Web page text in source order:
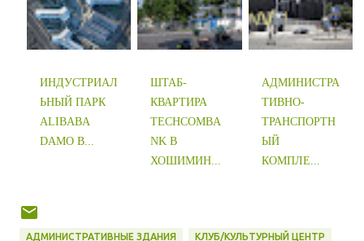
ИНДУСТРИАЛ
ЬНЫЙ ПАРК
ALIBABA
DAMO В...
ШТАБ-
КВАРТИРА
TECHCOMBA
NK В
ХОШИМИН...
АДМИНИСТРА
ТИВНО-
ТРАНСПОРТН
ЫЙ
КОМПЛЕ...
АДМИНИСТРАТИВНЫЕ ЗДАНИЯ КЛУБ/КУЛЬТУРНЫЙ ЦЕНТР